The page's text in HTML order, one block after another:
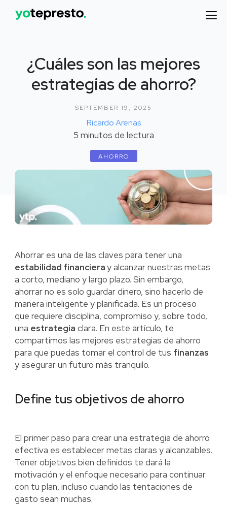
¿Cuáles son las mejores
estrategias de ahorro?
SEPTEMBER 19, 2025
Ricardo Arenas
5 minutos de lectura
AHORRO
Ahorrar es una de las claves para tener una
estabilidad financieray alcanzar nuestras metas
a corto, mediano y largo plazo. Sin embargo,
ahorrar no es solo guardar dinero, sino hacerlo de
manera inteligente y planificada. Es un proceso
que requiere disciplina, compromiso y, sobre todo,
una estrategia clara. En este artículo, te
compartimos las mejores estrategias de ahorro
para que puedas tomar el control de tus finanzas
y asegurar un futuro más tranquilo.
Define tus objetivos de ahorro
El primer paso para crear una estrategia de ahorro
efectiva es establecer metas claras y alcanzables.
Tener objetivos bien definidos te dará la
motivación y el enfoque necesario para continuar
con tu plan, incluso cuando las tentaciones de
gasto sean muchas.